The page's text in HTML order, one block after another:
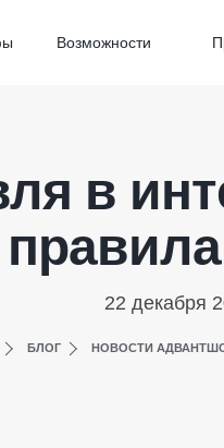
Возможности
в
22 декабря
БЛОГ НОВОСТИ